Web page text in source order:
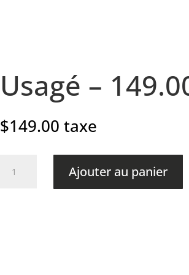
Usagé –
$149.00 taxe
Ajouter au panier